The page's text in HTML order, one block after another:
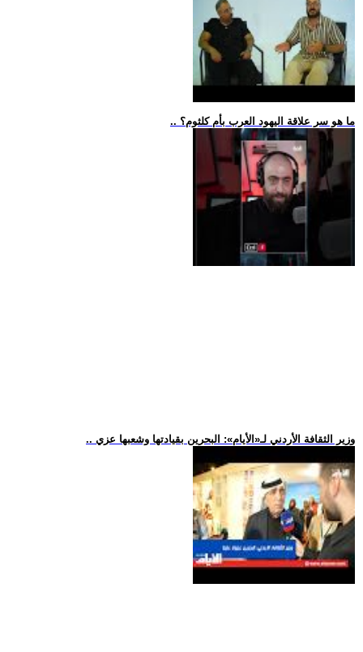
.. ما هو سر علاقة اليهود العرب بأم كلثوم؟
.. وزير الثقافة الأردني لـ«الأيام»: البحرين بقيادتها وشعبها عزي